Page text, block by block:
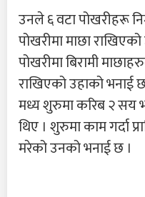
उनले ६ वटा पोखरीहरू
पोखरीमा माछा
पोखरीमा बिरामी
राखिएको उहाको भनाई
मध्य शुरुमा करिब २ सय
थिए । शुरुमा काम गर्दा
मरेको उनको भनाई छ ।